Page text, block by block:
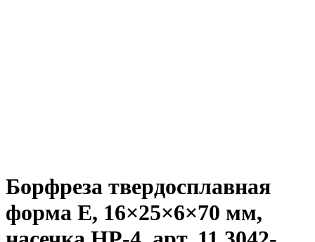
Борфреза твердосплавная
форма E, 16×25×6×70 мм,